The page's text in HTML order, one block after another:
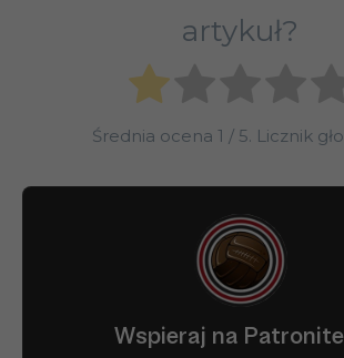
artykuł?
Średnia ocena 1 / 5. Licznik